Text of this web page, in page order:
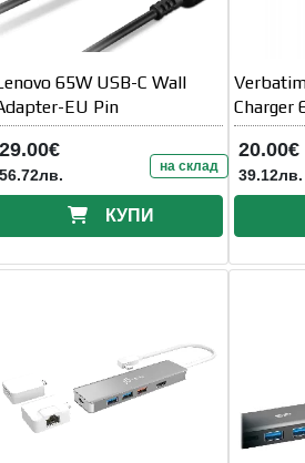
65W USB-C Wall
EU Pin
29.00€
56.72лв. на склад
КУПИ
Charger
20.00€
39.12лв.